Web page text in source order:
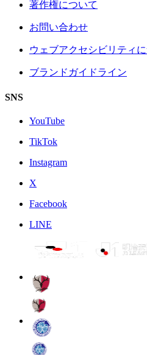
著作権について
お問い合わせ
ウェブアクセシビリティ
ブランドガイドライン
SNS
YouTube
TikTok
Instagram
X
Facebook
LINE